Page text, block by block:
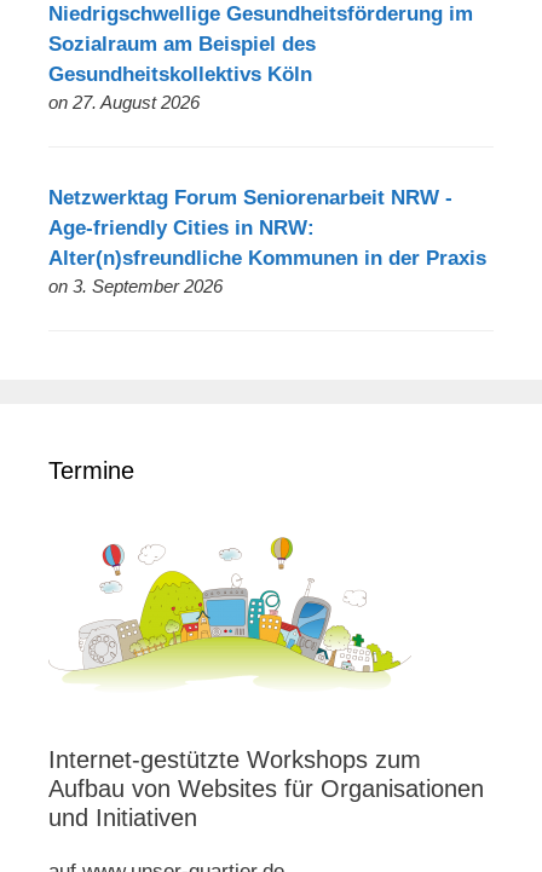
Niedrigschwellige Gesundheitsförderung im
Sozialraum am Beispiel des
Gesundheitskollektivs Köln
on 27. August 2026
Netzwerktag Forum Seniorenarbeit NRW -
Age-friendly Cities in NRW:
Alter(n)sfreundliche Kommunen in der Praxis
on 3. September 2026
Termine
Internet-gestützte Workshops zum
Aufbau von Websites für Organisationen
und Initiativen